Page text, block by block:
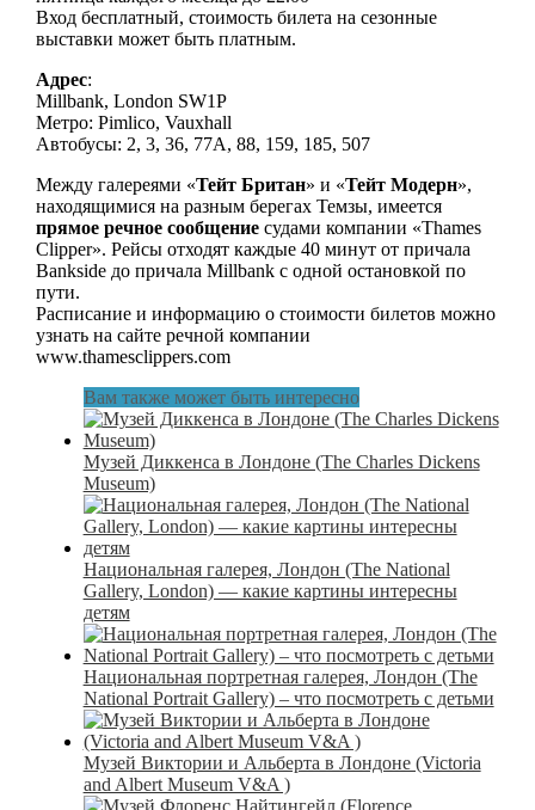
Вход бесплатный, стоимость билета на сезонные
выставки может быть платным.
Адрес:
Millbank, London SW1P
Метро: Pimlico, Vauxhall
Автобусы: 2, 3, 36, 77A, 88, 159, 185, 507
Между галереями «Тейт Британ» и «Тейт Модерн»,
находящимися на разным берегах Темзы, имеется
прямое речное сообщениесудами компании «Thames
Clipper». Рейсы отходят каждые 40 минут от причала
Bankside до причала Millbank с одной остановкой по
пути.
Расписание и информацию о стоимости билетов можно
узнать на сайте речной компании
www.thamesclippers.com
Вам также может быть интересно
Музей Диккенса в Лондоне (The Charles Dickens
Museum)
Национальная галерея, Лондон (The National
Gallery, London) — какие картины интересны
детям
Национальная портретная галерея, Лондон (The
National Portrait Gallery) – что посмотреть с детьми
Музей Виктории и Альберта в Лондоне (Victoria
and Albert Museum V&A )